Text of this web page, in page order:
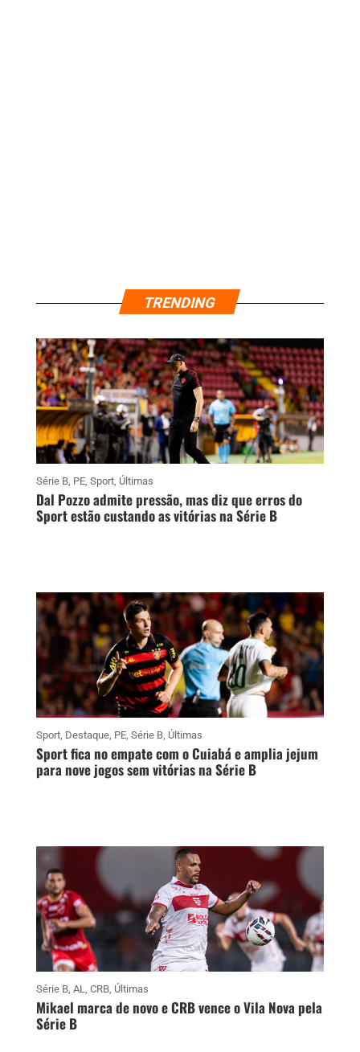
TRENDING
Série B, PE, Sport, Últimas
Dal Pozzo admite pressão, mas diz que erros do
Sport estão custando as vitórias na Série B
Sport, Destaque, PE, Série B, Últimas
Sport fica no empate com o Cuiabá e amplia jejum
para nove jogos sem vitórias na Série B
Série B, AL, CRB, Últimas
Mikael marca de novo e CRB vence o Vila Nova pela
Série B